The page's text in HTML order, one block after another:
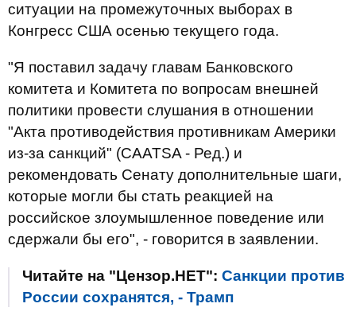
ситуации на промежуточных выборах в
Конгресс США осенью текущего года.
"Я поставил задачу главам Банковского
комитета и Комитета по вопросам внешней
политики провести слушания в отношении
"Акта противодействия противникам Америки
из-за санкций" (CAATSA - Ред.) и
рекомендовать Сенату дополнительные шаги,
которые могли бы стать реакцией на
российское злоумышленное поведение или
сдержали бы его", - говорится в заявлении.
Читайте на "Цензор.НЕТ": Санкции против
России сохранятся, - Трамп